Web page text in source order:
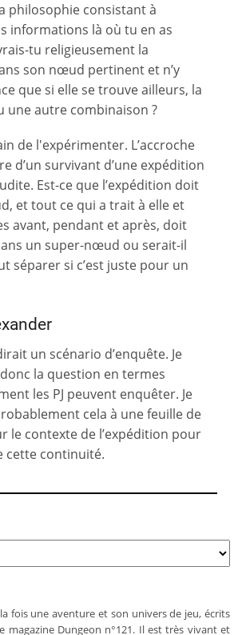
philosophie consistant à
informations là où tu en as
tu religieusement la
son nœud pertinent et n’y
que si elle se trouve ailleurs, la
une autre combinaison ?
de l'expérimenter. L’accroche
d’un survivant d’une expédition
Est-ce que l’expédition doit
et tout ce qui a trait à elle et
avant, pendant et après, doit
un super-nœud ou serait-il
séparer si c’est juste pour un
un scénario d’enquête. Je
la question en termes
les PJ peuvent enquêter. Je
cela à une feuille de
le contexte de l’expédition pour
cette continuité.
fois une aventure et son univers de jeu, écrits
magazine Dungeon n°121. Il est très vivant et